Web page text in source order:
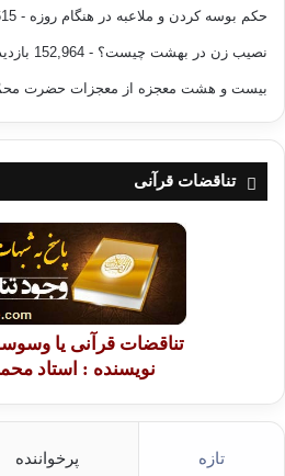
حکم بوسه کردن و ملاعبه در هنگام روزه - 173,615 بازدید
نصیب زن در بهشت چیست؟ - 152,964 بازدید
بیست و هشت معجزه از معجزات حضرت
تناقضات قرآنی
تناقضات قرآنی یا
نویسنده : استاد
تازه پرخواننده